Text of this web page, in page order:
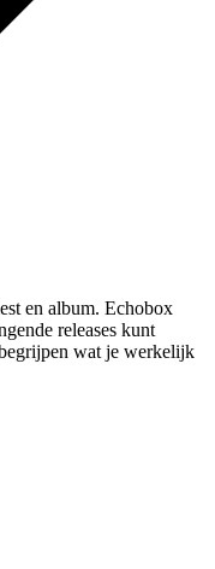
en album. Echobox
releases kunt
wat je werkelijk